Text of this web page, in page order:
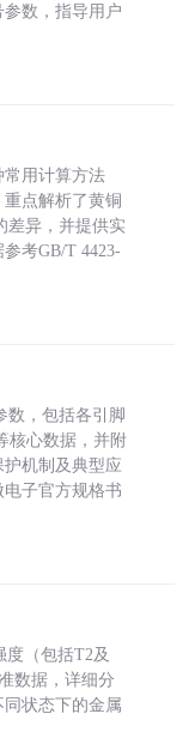
参数，指导用户
用计算方法
重点解析了黄铜
差异，并提供实
考GB/T 4423-
数，包括各引脚
核心数据，并附
机制及典型应
子官方规格书
（包括T2及
数据，详细分
状态下的金属